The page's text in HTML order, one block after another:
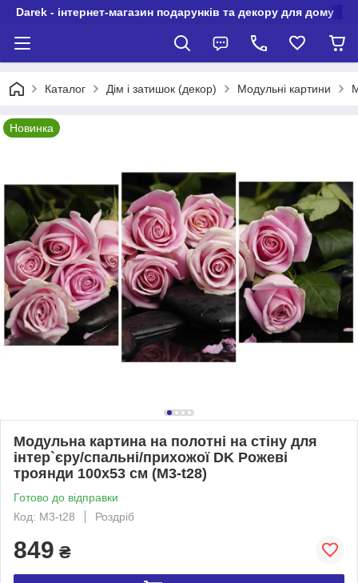
Darek - інтернет-магазин подарунків та декору для дому
Каталог Дім і затишок (декор) Модульні картини
Новинка
Модульна картина на полотні на стіну для
інтер`єру/спальні/прихожої DK Рожеві
троянди 100х53 см (M3-t28)
Готово до відправки
Код: M3-t28
Роздріб
849 ₴